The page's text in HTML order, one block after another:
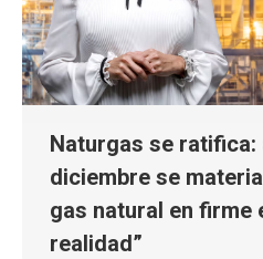
Naturgas se ratifica:
diciembre se
gas natural en firme
realidad”